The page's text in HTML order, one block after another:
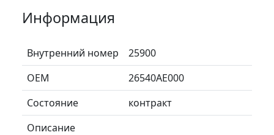
Информация
Внутренний номер
25900
ОЕМ
26540AE000
Состояние
контракт
Описание